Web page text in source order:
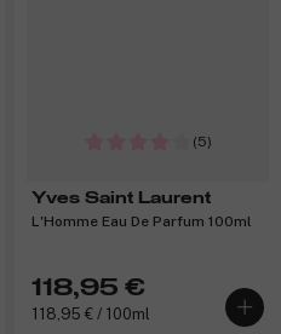
(5)
Yves Saint Laurent
L'Homme Eau De Parfum 100ml
118,95 €
118,95 € / 100ml